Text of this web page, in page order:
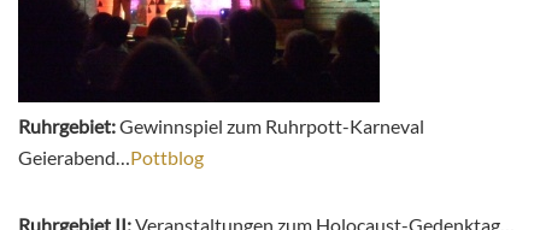
Ruhrgebiet:Gewinnspiel zum Ruhrpott-Karneval
Geierabend…Pottblog
Ruhrgebiet II:Veranstaltungen zum Holocaust-Gedenktag…